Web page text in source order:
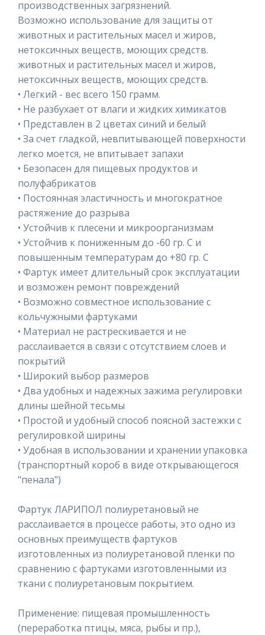
производственных загрязнений.
Возможно использование для защиты от
животных и растительных масел и жиров,
нетоксичных веществ, моющих средств.
животных и растительных масел и жиров,
нетоксичных веществ, моющих средств.
• Легкий - вес всего 150 грамм.
• Не разбухает от влаги и жидких химикатов
• Представлен в 2 цветах синий и белый
• За счет гладкой, невпитывающей поверхности
легко моется, не впитывает запахи
• Безопасен для пищевых продуктов и
полуфабрикатов
• Постоянная эластичность и многократное
растяжение до разрыва
• Устойчив к плесени и микроорганизмам
• Устойчив к пониженным до -60 гр. С и
повышенным температурам до +80 гр. С
• Фартук имеет длительный срок эксплуатации
и возможен ремонт повреждений
• Возможно совместное использование с
кольчужными фартуками
• Материал не растрескивается и не
расслаивается в связи с отсутствием слоев и
покрытий
• Широкий выбор размеров
• Два удобных и надежных зажима регулировки
длины шейной тесьмы
• Простой и удобный способ поясной застежки с
регулировкой ширины
• Удобная в использовании и хранении упаковка
(транспортный короб в виде открывающегося
"пенала")
Фартук ЛАРИПОЛ полиуретановый не
расслаивается в процессе работы, это одно из
основных преимуществ фартуков
изготовленных из полиуретановой пленки по
сравнению с фартуками изготовленными из
ткани с полиуретановым покрытием.
Применение: пищевая промышленность
(переработка птицы, мяса, рыбы и пр.),